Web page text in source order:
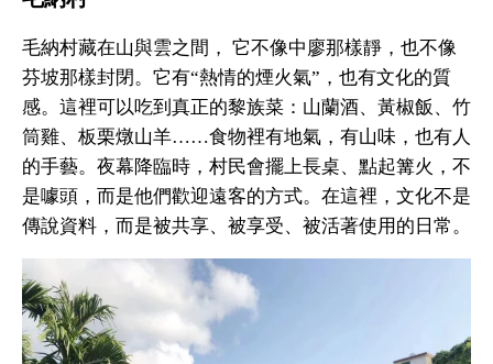
毛納村藏在山與雲之間， 它不像中廖那樣靜，也不像
芬坡那樣封閉。它有“熱情的煙火氣”，也有文化的質
感。這裡可以吃到真正的黎族菜：山蘭酒、黃椒飯、竹
筒雞、板栗燉山羊……食物裡有地氣，有山味，也有人
的手藝。夜幕降臨時，村民會擺上長桌、點起篝火，不
是噱頭，而是他們歡迎遠客的方式。在這裡，文化不是
傳說資料，而是被共享、被享受、被活著使用的日常。